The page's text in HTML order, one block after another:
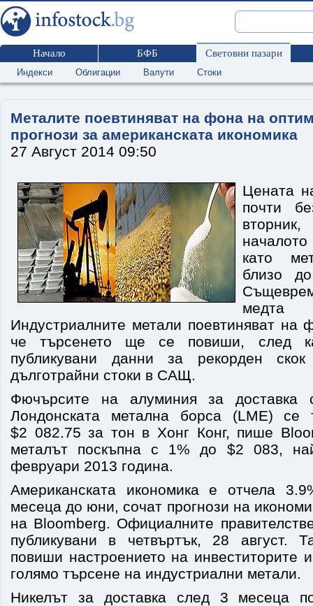
Начало БФБ Световни пазари
Индекси Облигации Валути Стоки
Металите поевтиняват на фона на
прогнози за американската икономика
27 Август 2014 09:50
Цената
почти
началото
като
близо
Индустриалните метали поевтиняват на
че търсенето ще се повиши, след
публикувани данни за рекорден
дълготрайни стоки в САЩ.
Фючърсите на алуминия за
Лондонската метална борса (LME) се
$2 082.75 за тон в Хонг Конг, пише
металът поскъпна с 1% до $2 083,
февруари 2013 година.
Американската икономика е отчела
месеца до юни, сочат прогнози на
на Bloomberg. Официалните
публикувани в четвъртък, 28 август.
повиши настроението на инвеститорите
голямо търсене на индустриални метали.
Никелът за доставка след 3 месеца